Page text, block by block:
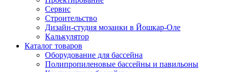
Сервис
Строительство
Дизайн-студия мозаики в Йошкар-Оле
Калькулятор
Каталог товаров
Оборудование для бассейна
Полипропиленовые бассейны и павильоны